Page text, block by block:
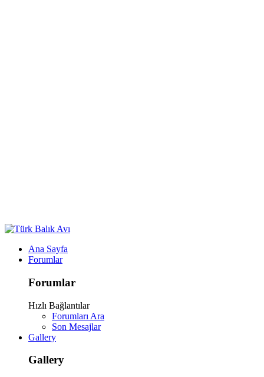
Ana Sayfa
Forumlar
Forumlar
Hızlı Bağlantılar
Forumları Ara
Son Mesajlar
Gallery
Gallery